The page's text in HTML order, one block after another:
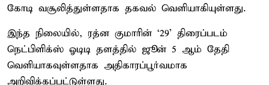
கோடி வசூலித்துள்ளதாக தகவல் வெளியாகியுள்ளது.
இந்த நிலையில், ரத்ன குமாரின் ‘29’ திரைப்படம்
நெட்பிளிக்ஸ் ஓடிடி தளத்தில் ஜூன் 5 ஆம் தேதி
வெளியாகவுள்ளதாக அதிகாரப்பூர்வமாக
அறிவிக்கப்பட்டுள்ளது.